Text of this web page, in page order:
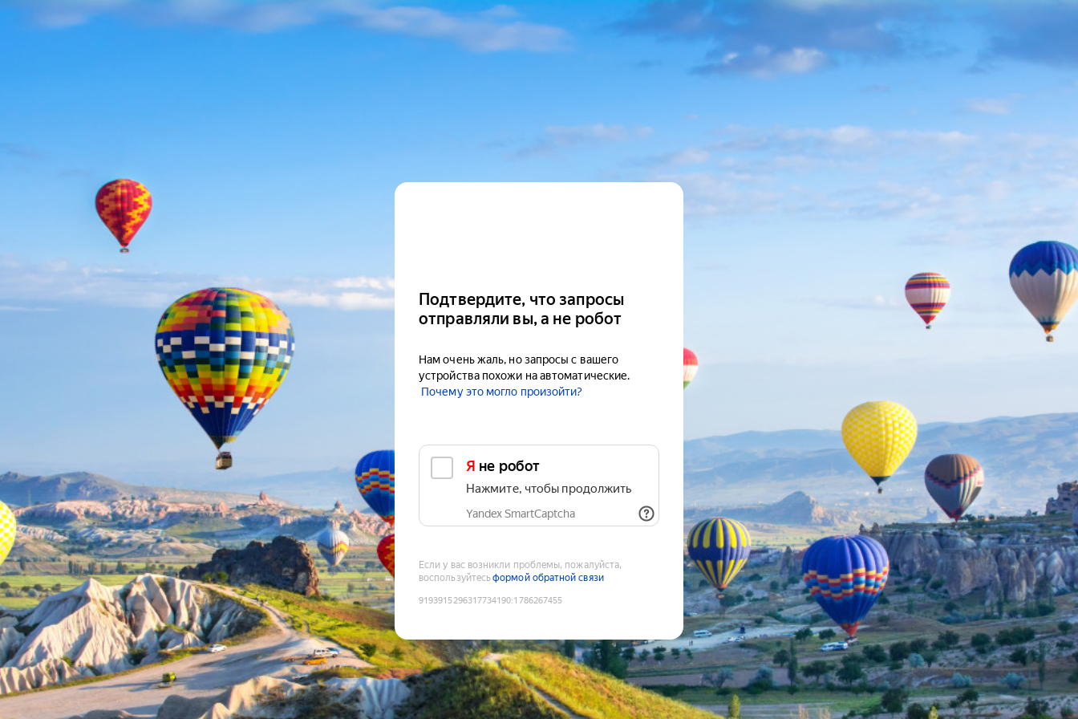
Подтвердите, что запросы
отправляли вы, а не робот
Нам очень жаль, но запросы с вашего
устройства похожи на автоматические.
Почему это могло произойти?
Я не робот
Нажмите, чтобы продолжить
Yandex SmartCaptcha
Если у вас возникли проблемы, пожалуйста,
воспользуйтесьформой обратной связи
9193915296317734190:1786267455